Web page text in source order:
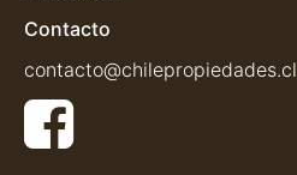
Contacto
contacto@chilepropiedades.cl